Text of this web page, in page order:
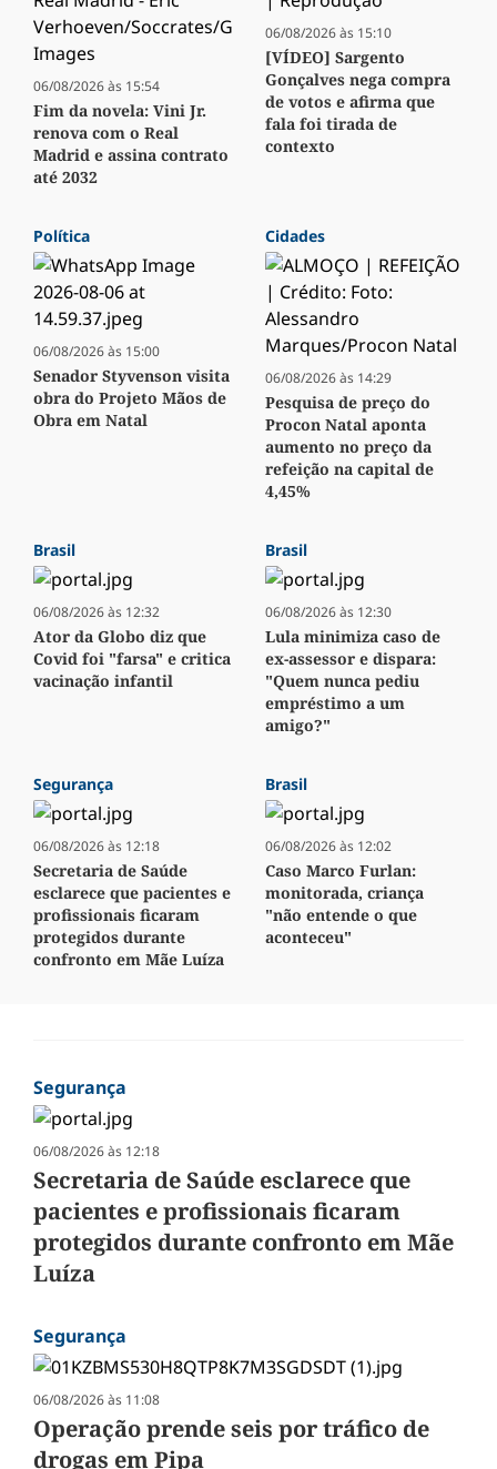
06/08/2026 às 15:54
Fim da novela: Vini Jr.
renova com o Real
Madrid e assina contrato
até 2032
06/08/2026 às 15:10
[VÍDEO] Sargento
Gonçalves nega compra
de votos e afirma que
fala foi tirada de
contexto
Política
06/08/2026 às 15:00
Senador Styvenson visita
obra do Projeto Mãos de
Obra em Natal
Cidades
06/08/2026 às 14:29
Pesquisa de preço do
Procon Natal aponta
aumento no preço da
refeição na capital de
4,45%
Brasil
06/08/2026 às 12:32
Ator da Globo diz que
Covid foi "farsa" e critica
vacinação infantil
Brasil
06/08/2026 às 12:30
Lula minimiza caso de
ex-assessor e dispara:
"Quem nunca pediu
empréstimo a um
amigo?"
Segurança
06/08/2026 às 12:18
Secretaria de Saúde
esclarece que pacientes e
profissionais ficaram
protegidos durante
confronto em Mãe Luíza
Brasil
06/08/2026 às 12:02
Caso Marco Furlan:
monitorada, criança
"não entende o que
aconteceu"
Segurança
06/08/2026 às 12:18
Secretaria de Saúde esclarece que
pacientes e profissionais ficaram
protegidos durante confronto em Mãe
Luíza
Segurança
06/08/2026 às 11:08
Operação prende seis por tráfico de
drogas em Pipa